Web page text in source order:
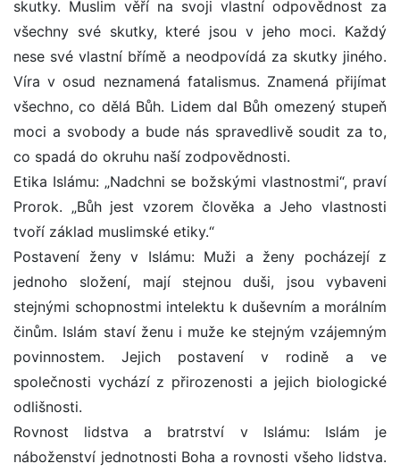
skutky. Muslim věří na svoji vlastní odpovědnost za
všechny své skutky, které jsou v jeho moci. Každý
nese své vlastní břímě a neodpovídá za skutky jiného.
Víra v osud neznamená fatalismus. Znamená přijímat
všechno, co dělá Bůh. Lidem dal Bůh omezený stupeň
moci a svobody a bude nás spravedlivě soudit za to,
co spadá do okruhu naší zodpovědnosti.
Etika Islámu: „Nadchni se božskými vlastnostmi“, praví
Prorok. „Bůh jest vzorem člověka a Jeho vlastnosti
tvoří základ muslimské etiky.“
Postavení ženy v Islámu: Muži a ženy pocházejí z
jednoho složení, mají stejnou duši, jsou vybaveni
stejnými schopnostmi intelektu k duševním a morálním
činům. Islám staví ženu i muže ke stejným vzájemným
povinnostem. Jejich postavení v rodině a ve
společnosti vychází z přirozenosti a jejich biologické
odlišnosti.
Rovnost lidstva a bratrství v Islámu: Islám je
náboženství jednotnosti Boha a rovnosti všeho lidstva.